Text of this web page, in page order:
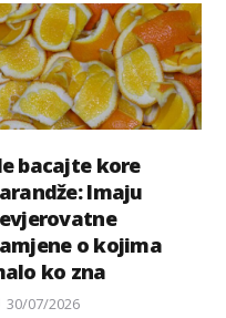
bacajte kore
Imaju
o kojima
ko zna
Posted
30/07/2026